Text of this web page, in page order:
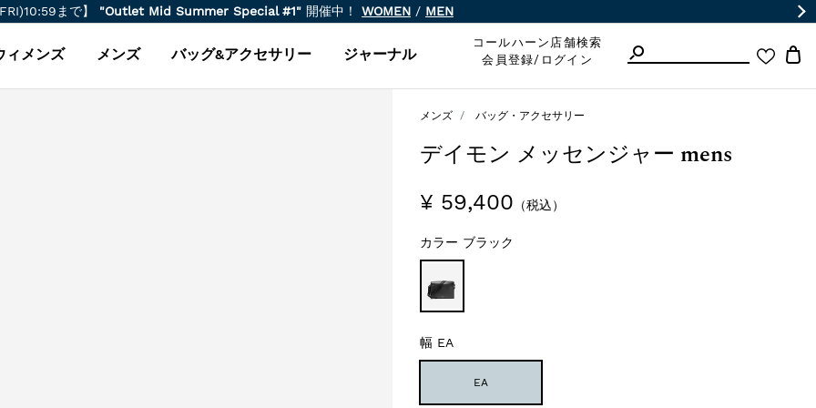
まで】 "Outlet Mid Summer Special #1" 開催中！ WOMEN / MEN
ィメンズ メンズ バッグ&アクセサリー ジャーナル
コールハーン店舗検索
会員登録/ログイン
メンズ バッグ・アクセサリー
デイモン メッセンジャー mens
¥ 59,400 （税込）
カラー ブラック
幅 EA
EA